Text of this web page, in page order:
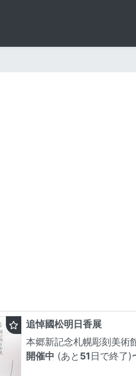
追悼國松明日香展
本郷新記念札幌彫刻美術
開催中 (あと 51 日で終了)